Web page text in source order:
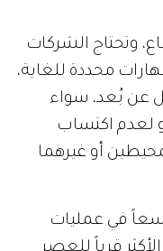
وتحتاج الشركات
محددة للغاية،
عن بُعد، سواء
لعدم اكتساب
أو غيرهما
في عمليات